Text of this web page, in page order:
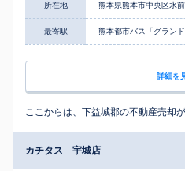
所在地 熊本県熊本市中央区水
最寄駅 熊本都市バス「グラン
詳細を
ここからは、下益城郡の不動産売却
カチタス 宇城店